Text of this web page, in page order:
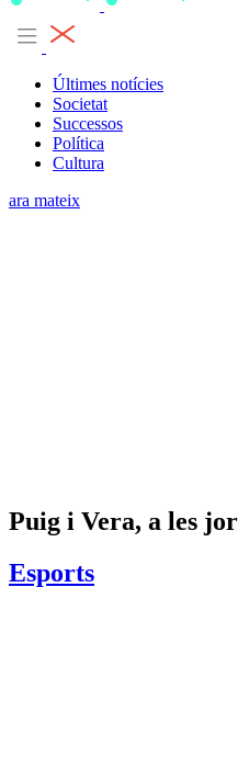
Últimes notícies
Societat
Successos
Política
Cultura
ara mateix
Puig i Vera, a les
Esports